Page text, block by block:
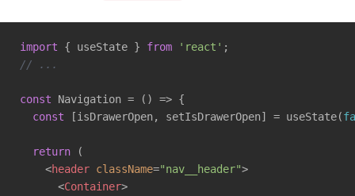
import { useState } from 'react'
// ...
const Navigation = () => {
const [isDrawerOpen, setIsDrawerOpen] = useState(
return (
<header className="nav__header">
<Container>